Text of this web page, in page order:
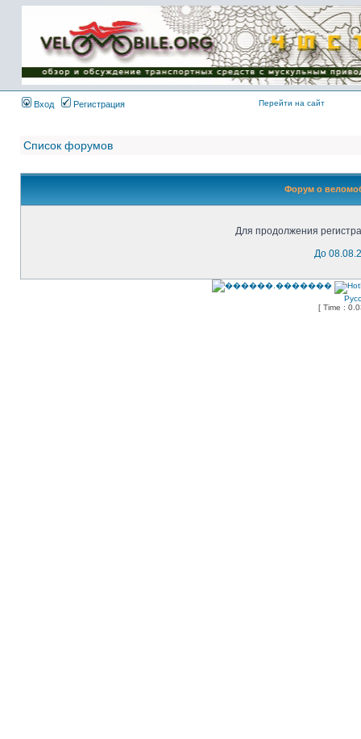
Имя пользователя:
Пароль:
{ LOG_ME_IN_SHORT
}
Вход
Регистрация Перейти на сайт
Список форумов
Форум о
Для продолжения
До
[ Time :